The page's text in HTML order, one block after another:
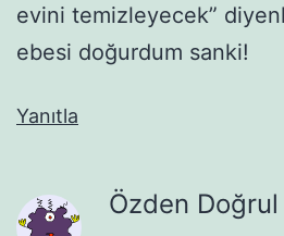
evini temizleyecek”
ebesi doğurdum sanki!
Yanıtla
Özden Doğrul